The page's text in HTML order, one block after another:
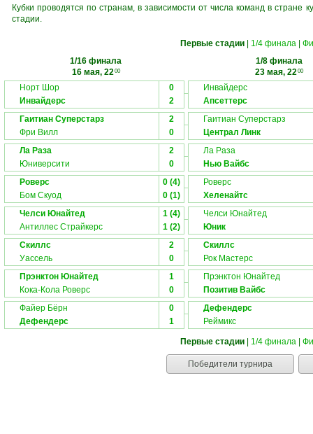
Кубки проводятся по странам, в зависимости от числа команд в стране
стадии.
Первые стадии 1/4 финала
1/16 финала
16 мая, 2200
1/8 финала
23 мая, 2200
Норт Шор
0
Инвайдерс
2
Инвайдерс
Апсеттерс
Гаитиан Суперстарз
2
Фри Вилл
0
Гаитиан Суперстарз
Централ Линк
Ла Раза
2
Юниверсити
0
Ла Раза
Нью Вайбс
Роверс
0 (4)
Бом Скуод
0 (1)
Роверс
Хеленайтс
Челси Юнайтед
1 (4)
Антиллес Страйкерс
1 (2)
Челси Юнайтед
Юник
Скиллс
2
Уассель
0
Скиллс
Рок Мастерс
Прэнктон Юнайтед
1
Кока-Кола Роверс
0
Прэнктон Юнайтед
Позитив Вайбс
Файер Бёрн
0
Дефендерс
1
Дефендерс
Реймикс
Первые стадии 1/4 финала
Победители турнира